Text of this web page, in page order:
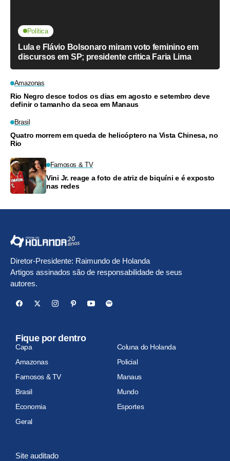
Política
Lula e Flávio Bolsonaro miram voto feminino em
discursos em SP; presidente critica Faria Lima
Amazonas
Rio Negro desce todos os dias em agosto e setembro deve
definir o tamanho da seca em Manaus
Brasil
Quatro morrem em queda de helicóptero na Vista Chinesa, no
Rio
Famosos & TV
Vini Jr. reage a foto de atriz de biquíni e é exposto
nas redes
Diretor-Presidente: Raimundo de Holanda
Artigos assinados são de responsabilidade de seus
autores.
Fique por dentro
Capa
Coluna do Holanda
Amazonas
Policial
Famosos & TV
Manaus
Brasil
Mundo
Economia
Esportes
Geral
Site auditado